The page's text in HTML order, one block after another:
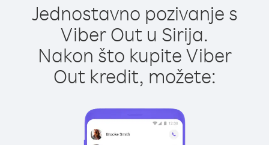
Jednostavno pozivanje s
Viber Out u Sirija.
Nakon što kupite Viber
Out kredit, možete: